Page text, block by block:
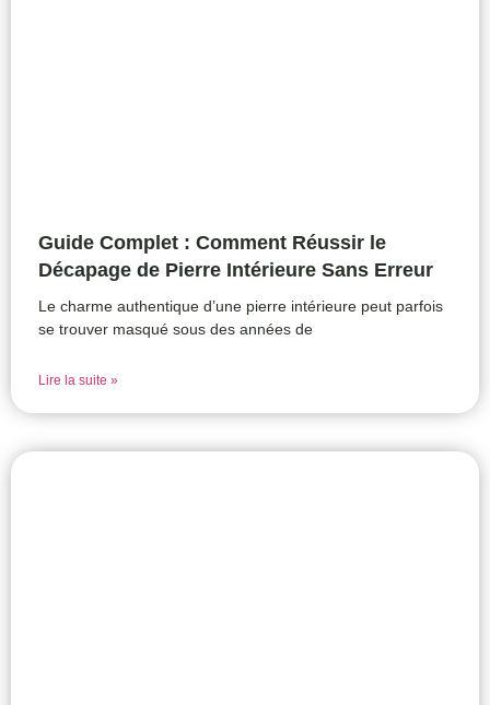
Guide Complet : Comment Réussir le
Décapage de Pierre Intérieure Sans Erreur
Le charme authentique d’une pierre intérieure peut parfois
se trouver masqué sous des années de
Lire la suite »